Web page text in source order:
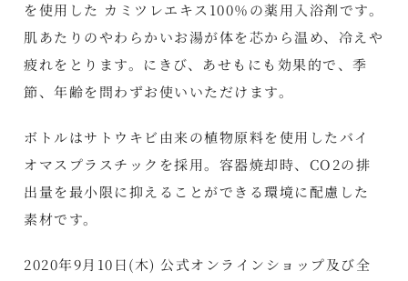
を使用した カミツレエキス100％の薬用入浴剤です。
肌あたりのやわらかいお湯が体を芯から温め、冷えや
疲れをとります。にきび、あせもにも効果的で、季
節、年齢を問わずお使いいただけます。
ボトルはサトウキビ由来の植物原料を使用したバイ
オマスプラスチックを採用。容器焼却時、CO2の排
出量を最小限に抑えることができる環境に配慮した
素材です。
2020年9月10日(木) 公式オンラインショップ及び全